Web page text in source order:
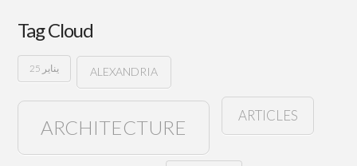
Tag Cloud
25 يناير ALEXANDRIA
ARCHITECTURE
ARTICLES